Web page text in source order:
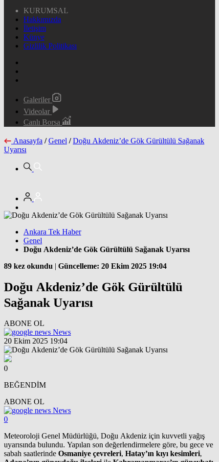
KURUMSAL
Hakkımızda
İletişim
Künye
Gizlilik Politikası
Galeriler
Videolar
Canlı Borsa
Anasayfa / Genel / Doğu Akdeniz’de Gök Gürültülü Sağanak
Uyarısı
Ankara Tek Haber
Genel
Doğu Akdeniz’de Gök Gürültülü Sağanak Uyarısı
89 kez okundu | Güncelleme: 20 Ekim 2025 19:04
Doğu Akdeniz’de Gök Gürültülü
Sağanak Uyarısı
ABONE OL
News
20 Ekim 2025 19:04
0
BEĞENDİM
ABONE OL
News
0
Meteoroloji Genel Müdürlüğü, Doğu Akdeniz için kuvvetli yağış
uyarısında bulundu. Yapılan son değerlendirmelere göre, bu gece ve
sabah saatlerinde Osmaniye çevreleri, Hatay’ın kıyı kesimleri,